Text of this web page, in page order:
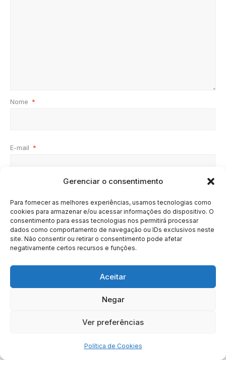
Gerenciar o consentimento
Para fornecer as melhores experiências, usamos tecnologias como
cookies para armazenar e/ou acessar informações do dispositivo. O
consentimento para essas tecnologias nos permitirá processar
dados como comportamento de navegação ou IDs exclusivos neste
site. Não consentir ou retirar o consentimento pode afetar
negativamente certos recursos e funções.
Aceitar
Negar
Ver preferências
Política de Cookies
Nome *
E-mail *
SOBRE BRASIL
Copyright © 2020 - 2023 | Arresala Noticias™